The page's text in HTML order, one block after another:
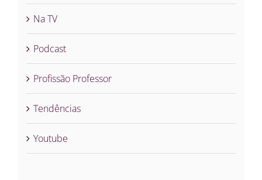
Na TV
Podcast
Profissão Professor
Tendências
Youtube